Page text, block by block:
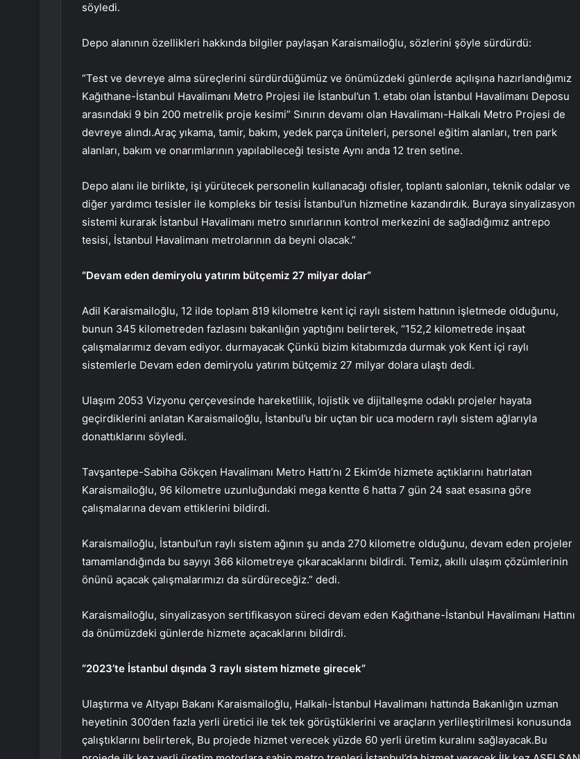
söyledi.
Depo alanının özellikleri hakkında bilgiler paylaşan Karaismailoğlu, sözlerini şöyle sürdürdü:
“Test ve devreye alma süreçlerini sürdürdüğümüz ve önümüzdeki günlerde açılışına hazırlandığımız
Kağıthane-İstanbul Havalimanı Metro Projesi ile İstanbul’un 1. etabı olan İstanbul Havalimanı Deposu
arasındaki 9 bin 200 metrelik proje kesimi” Sınırın devamı olan Havalimanı-Halkalı Metro Projesi de
devreye alındı.Araç yıkama, tamir, bakım, yedek parça üniteleri, personel eğitim alanları, tren park
alanları, bakım ve onarımlarının yapılabileceği tesiste Aynı anda 12 tren setine.
Depo alanı ile birlikte, işi yürütecek personelin kullanacağı ofisler, toplantı salonları, teknik odalar ve
diğer yardımcı tesisler ile kompleks bir tesisi İstanbul’un hizmetine kazandırdık. Buraya sinyalizasyon
sistemi kurarak İstanbul Havalimanı metro sınırlarının kontrol merkezini de sağladığımız antrepo
tesisi, İstanbul Havalimanı metrolarının da beyni olacak.”
“Devam eden demiryolu yatırım bütçemiz 27 milyar dolar”
Adil Karaismailoğlu, 12 ilde toplam 819 kilometre kent içi raylı sistem hattının işletmede olduğunu,
bunun 345 kilometreden fazlasını bakanlığın yaptığını belirterek, “152,2 kilometrede inşaat
çalışmalarımız devam ediyor. durmayacak Çünkü bizim kitabımızda durmak yok Kent içi raylı
sistemlerle Devam eden demiryolu yatırım bütçemiz 27 milyar dolara ulaştı dedi.
Ulaşım 2053 Vizyonu çerçevesinde hareketlilik, lojistik ve dijitalleşme odaklı projeler hayata
geçirdiklerini anlatan Karaismailoğlu, İstanbul’u bir uçtan bir uca modern raylı sistem ağlarıyla
donattıklarını söyledi.
Tavşantepe-Sabiha Gökçen Havalimanı Metro Hattı’nı 2 Ekim’de hizmete açtıklarını hatırlatan
Karaismailoğlu, 96 kilometre uzunluğundaki mega kentte 6 hatta 7 gün 24 saat esasına göre
çalışmalarına devam ettiklerini bildirdi.
Karaismailoğlu, İstanbul’un raylı sistem ağının şu anda 270 kilometre olduğunu, devam eden projeler
tamamlandığında bu sayıyı 366 kilometreye çıkaracaklarını bildirdi. Temiz, akıllı ulaşım çözümlerinin
önünü açacak çalışmalarımızı da sürdüreceğiz.” dedi.
Karaismailoğlu, sinyalizasyon sertifikasyon süreci devam eden Kağıthane-İstanbul Havalimanı Hattını
da önümüzdeki günlerde hizmete açacaklarını bildirdi.
“2023’te İstanbul dışında 3 raylı sistem hizmete girecek”
Ulaştırma ve Altyapı Bakanı Karaismailoğlu, Halkalı-İstanbul Havalimanı hattında Bakanlığın uzman
heyetinin 300’den fazla yerli üretici ile tek tek görüştüklerini ve araçların yerlileştirilmesi konusunda
çalıştıklarını belirterek, Bu projede hizmet verecek yüzde 60 yerli üretim kuralını sağlayacak.Bu